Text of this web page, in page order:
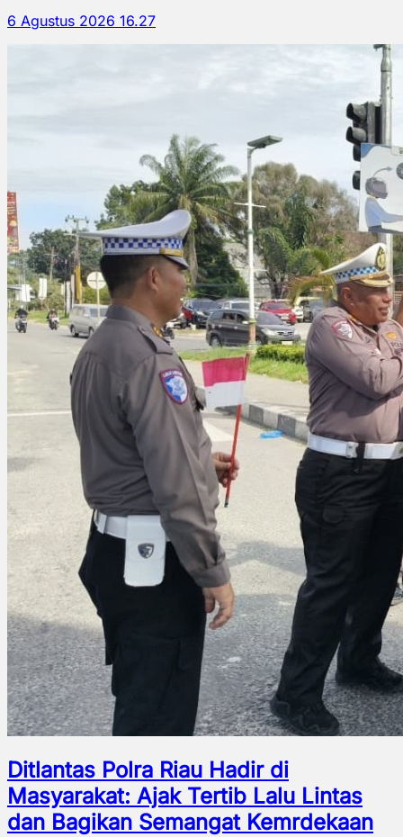
6 Agustus 2026 16.27
Ditlantas Polra Riau Hadir di
Masyarakat: Ajak Tertib Lalu Lintas
dan Bagikan Semangat Kemrdekaan